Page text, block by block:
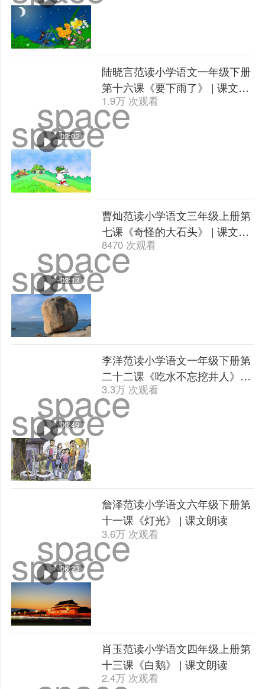
space
space
02:02
陆晓言范读小学语文一年级下册
第十六课《要下雨了》 | 课文朗
读
1.9万 次观看
space
space
03:13
曹灿范读小学语文三年级上册第
七课《奇怪的大石头》 | 课文朗
读
8470 次观看
space
space
00:49
李洋范读小学语文一年级下册第
二十二课《吃水不忘挖井人》 |
课文朗读
3.3万 次观看
space
space
06:23
詹泽范读小学语文六年级下册第
十一课《灯光》 | 课文朗读
3.6万 次观看
肖玉范读小学语文四年级上册第
十三课《白鹅》 | 课文朗读
2.4万 次观看